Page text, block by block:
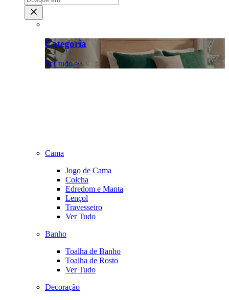
Categoria
Ver tudo >
Cama
Jogo de Cama
Colcha
Edredom e Manta
Lençol
Travesseiro
Ver Tudo
Banho
Toalha de Banho
Toalha de Rosto
Ver Tudo
Decoração